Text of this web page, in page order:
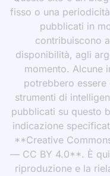
fisso o una
pubblicati in
contribuiscono
disponibilità, agli
momento. Alcune
potrebbero
strumenti di
pubblicati su questo
indicazione
**Creative
— CC BY 4.0**. È
riproduzione e la